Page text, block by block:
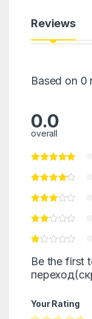
Reviews
Based on 0
0.0
overall
Be the first
Your Rating